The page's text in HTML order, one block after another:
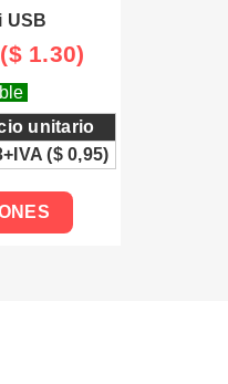
USB
1.30)
unitario
($ 0,95)